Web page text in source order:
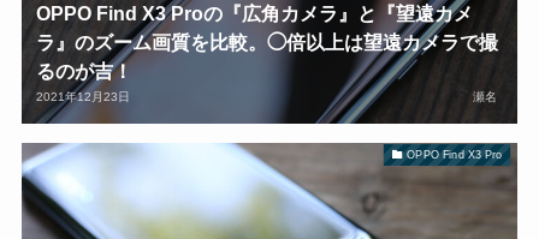
OPPO Find X3 Proの『広角カメラ』と『望遠カメ
ラ』のズーム画質を比較。◯倍以上は望遠カメラで撮
るのが吉！
2021年12月23日 瀬名
OPPO Find X3 Pro